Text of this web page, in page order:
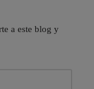
a este blog y